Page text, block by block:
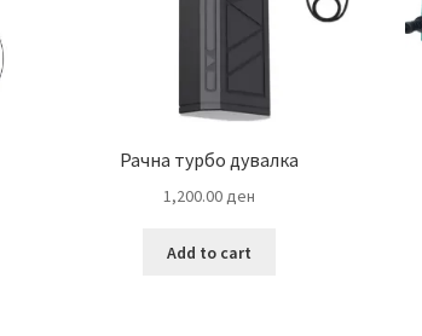
Рачна турбо дувалка
1,200.00ден
Add to cart